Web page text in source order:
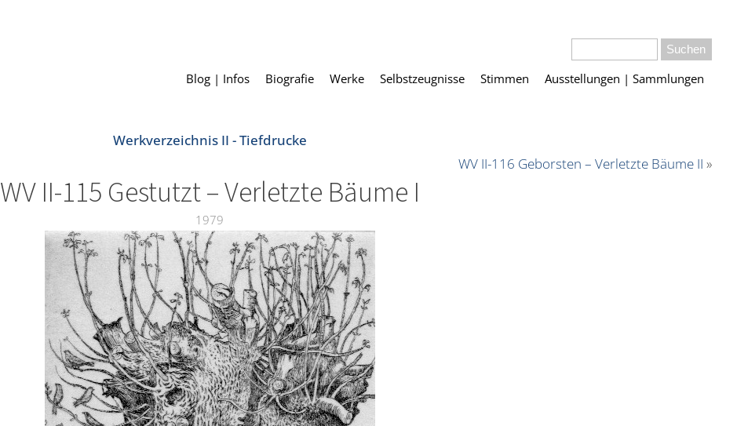
Blog | Infos Biografie Werke Selbstzeugnisse Stimmen Ausstellungen | Sammlungen
Werkverzeichnis II - Tiefdrucke
WV II-116 Geborsten – Verletzte Bäume II »
WV II-115 Gestutzt – Verletzte Bäume I
1979